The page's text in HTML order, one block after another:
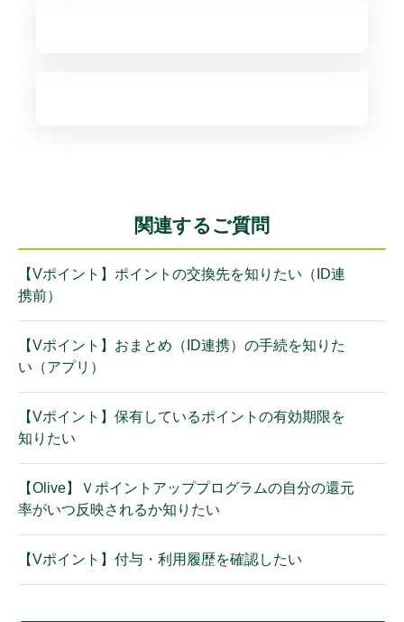
関連するご質問
【Vポイント】ポイントの交換先を知りたい（ID連
携前）
【Vポイント】おまとめ（ID連携）の手続を知りた
い（アプリ）
【Vポイント】保有しているポイントの有効期限を
知りたい
【Olive】Ｖポイントアッププログラムの自分の還元
率がいつ反映されるか知りたい
【Vポイント】付与・利用履歴を確認したい